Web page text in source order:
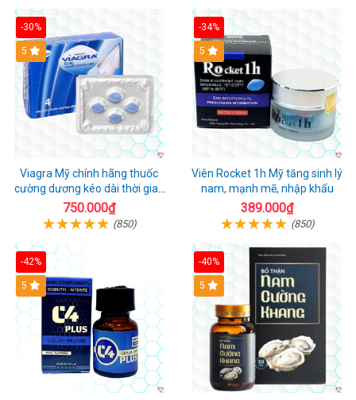
-30%
5
Viagra Mỹ chính hãng thuốc
cường dương kéo dài thời gian
cho Nam nhập khẩu chính ngạch
750.000₫
(850)
-34%
5
Viên Rocket 1h Mỹ tăng sinh lý
nam, mạnh mẽ, nhập khẩu
389.000₫
(850)
-42%
5
-40%
5